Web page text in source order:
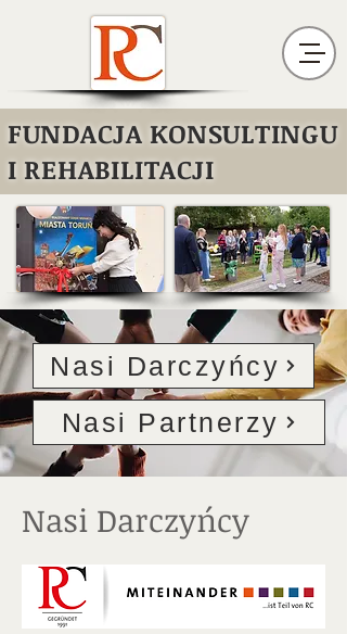
FUNDACJA KONSULTINGU
I REHABILITACJI
Nasi Darczyńcy
Nasi Partnerzy
Nasi Darczyńcy